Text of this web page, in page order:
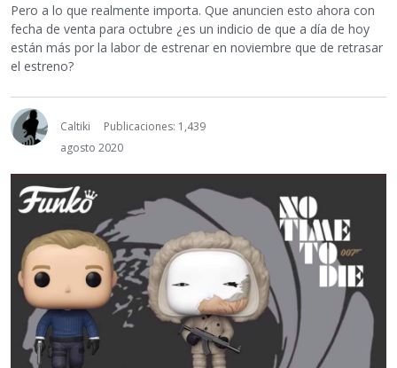
Pero a lo que realmente importa. Que anuncien esto ahora con
fecha de venta para octubre ¿es un indicio de que a día de hoy
están más por la labor de estrenar en noviembre que de retrasar
el estreno?
Caltiki
Publicaciones: 1,439
agosto 2020